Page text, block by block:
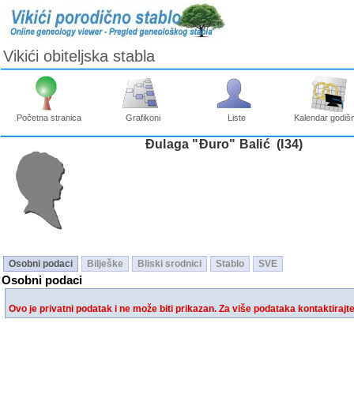
Vikići obiteljska stabla
Početna stranica Grafikoni Liste Kalendar
Ðulaga "Đuro" Balić ‎(I34)‎
Osobni podaci Bilješke Bliski srodnici Stablo SVE
Osobni podaci
Ovo je privatni podatak i ne može biti prikazan. Za više podataka